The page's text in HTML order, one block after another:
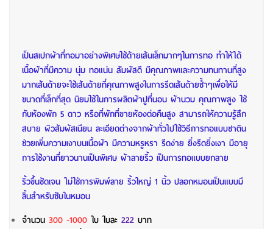
เป็นสเปกผ้าที่ทอมาอย่างพิเศษใช้ด้ายเส้นเล็กมากๆในการทอ ทำให้ได้
เนื้อผ้าที่มีความ นุ่ม ทอแน่น สัมผัสดี มีคุณภาพและความทนทานที่สูง
มากเส้นด้ายจะใช้เส้นด้ายที่คุณภาพสูงในการรีดเส้นด้ายซ้ำๆเพื่อให้มี
ขนาดที่เล็กที่สุด นิยมใช้ในการผลิตผ้าปูที่นอน ผ้านวม คุณภาพสูง ใช้
กับห้องพัก 5 ดาว หรือที่พักที่ขายห้องต่อคืนสูง สามารถให้ความรู้สึก
สบาย ผิวสัมผัสเนียน ละเอียดต่างจากผ้าทั่วไปใช้วิธีการทอแบบซาติน
ช่วยเพิ่มความเงาบนเนื้อผ้า มีความหรูหรา รีดง่าย ยิ่งรีดยิ่งเงา มีอายุ
การใช้งานที่ยาวนานเป็นพิเศษ ผ้าลายริ้ว เป็นการทอแบบยกลาย
ริ้วขึ้นชัดเจน ไม่ใช่การพิมพ์ลาย ริ้วใหญ่ 1 นิ้ว ปลอกหมอนเป็นแบบมี
ลิ้นสำหรับซับในหมอน
จำนวน 300 -1000 ใบ ใบละ 222 บาท